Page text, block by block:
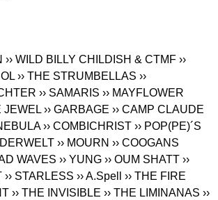
›› WILD BILLY CHILDISH & CTMF ››
›› THE STRUMBELLAS ››
›› SAMARIS ›› MAYFLOWER
JEWEL ›› GARBAGE ›› CAMP CLAUDE
›› COMBICHRIST ›› POP(PE)´S
›› MOURN ›› COOGANS
WAVES ›› YUNG ›› OUM SHATT ››
›› STARLESS ›› A.Spell
›› THE FIRE
›› THE INVISIBLE ›› THE LIMINANAS ››